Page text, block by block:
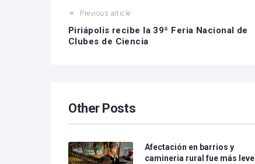
Previous article
Piriápolis recibe la 39ª Feria Nacional de
Clubes de Ciencia
Other Posts
Afectación en barrios y
camineria rural fue más leve